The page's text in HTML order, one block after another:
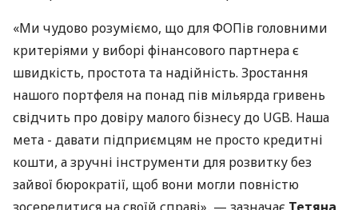
«Ми чудово розуміємо, що для ФОПів головними
критеріями у виборі фінансового партнера є
швидкість, простота та надійність. Зростання
нашого портфеля на понад пів мільярда гривень
свідчить про довіру малого бізнесу до UGB. Наша
мета - давати підприємцям не просто кредитні
кошти, а зручні інструменти для розвитку без
зайвої бюрократії, щоб вони могли повністю
зосередитися на своїй справі», — зазначає Тетяна